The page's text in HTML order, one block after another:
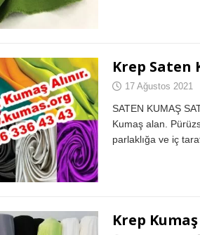
Krep Saten
17 Ağustos 2021
SATEN KUMAŞ
Kumaş alan.
parlaklığa ve iç
Krep Kumaş